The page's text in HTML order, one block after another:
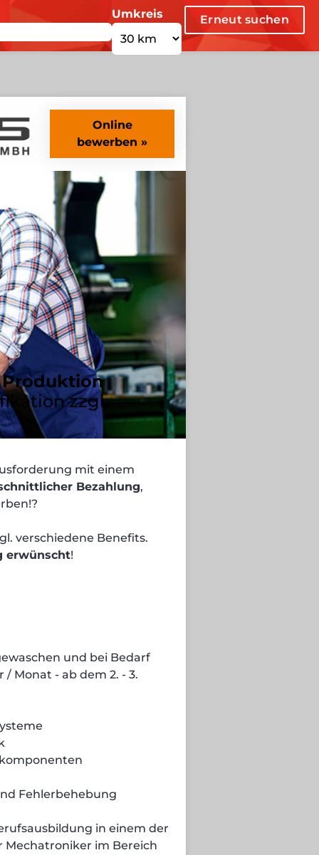
Umkreis Erneut suchen
Online
bewerben
zzgl.
mit einem
Bezahlung,
verschiedene Benefits.
erwünscht!
und bei Bedarf
Monat - ab dem 2. - 3.
Fehlerbehebung
in einem der
Mechatroniker im Bereich